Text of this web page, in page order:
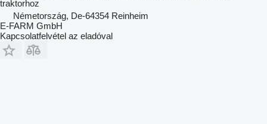
traktorhoz
Németország, De-64354 Reinheim
E-FARM GmbH
Kapcsolatfelvétel az eladóval